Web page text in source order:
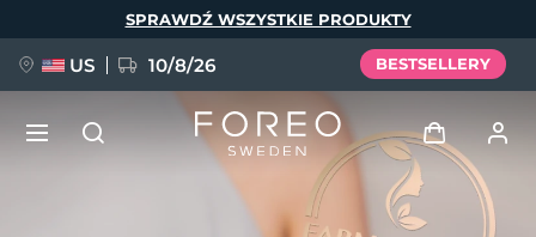
SPRAWDŹ WSZYSTKIE PRODUKTY
US 10/8/26 BESTSELLERY
Zaloguj